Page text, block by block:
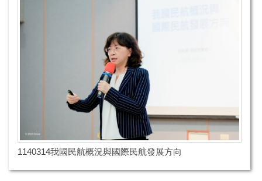
1140314我國民航概況與國際民航發展方向